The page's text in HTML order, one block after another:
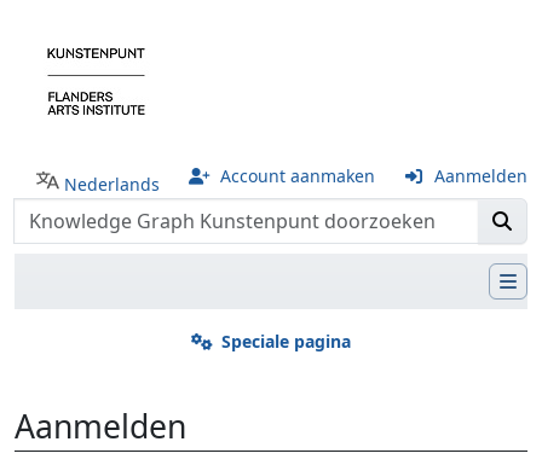
Nederlands Account aanmaken Aanmelden
Speciale pagina
Aanmelden